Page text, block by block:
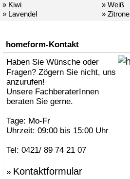
» Kiwi
» Lavendel
» Weiß
» Zitrone
homeform-Kontakt
Haben Sie Wünsche oder
Fragen? Zögern Sie nicht, uns
anzurufen!
Unsere FachberaterInnen
beraten Sie gerne.
Tage: Mo-Fr
Uhrzeit: 09:00 bis 15:00 Uhr
Tel: 0421/ 89 74 21 07
» Kontaktformular